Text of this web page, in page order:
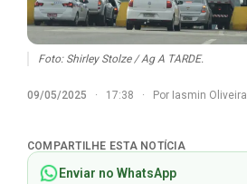
Foto: Shirley Stolze / Ag A TARDE.
09/05/2025 · 17:38 · Por Iasmin Oliveira
COMPARTILHE ESTA NOTÍCIA
Enviar no WhatsApp